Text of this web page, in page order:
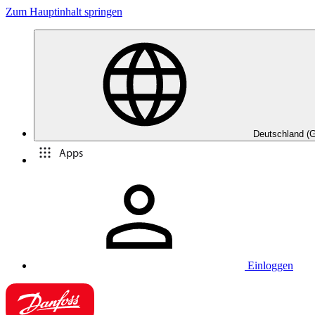
Zum Hauptinhalt springen
Deutschland
Apps
Einloggen